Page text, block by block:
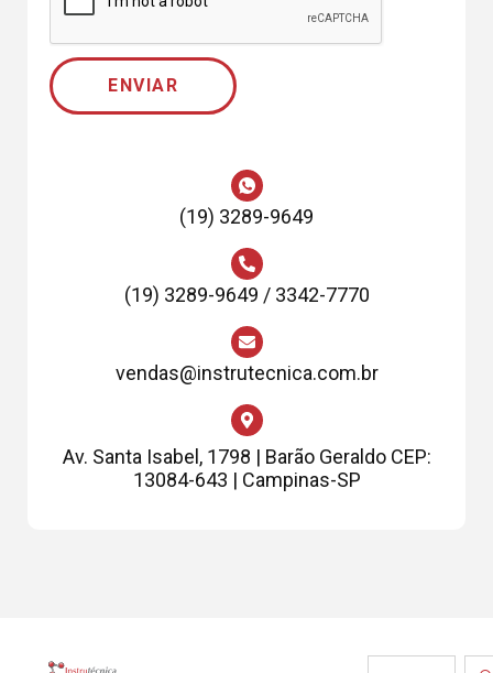
ENVIAR
(19) 3289-9649
(19) 3289-9649 / 3342-7770
vendas@instrutecnica.com.br
Av. Santa Isabel, 1798 | Barão Geraldo CEP:
13084-643 | Campinas-SP